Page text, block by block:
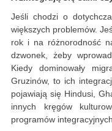
Jeśli chodzi o
większych problemów.
rok i na różnorodność
dzwonek, żeby
Kiedy dominowały
Gruzinów, to ich
pojawiają się Hindusi,
innych kręgów
programów